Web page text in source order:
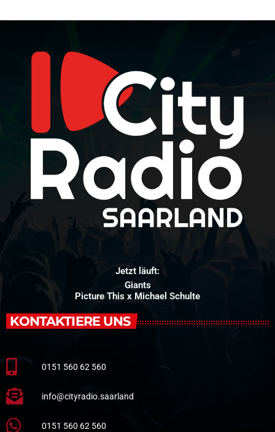
Jetzt läuft:
Giants
Picture This x Michael Schulte
KONTAKTIERE UNS
0151 560 62 560
info@cityradio.saarland
0151 560 62 560